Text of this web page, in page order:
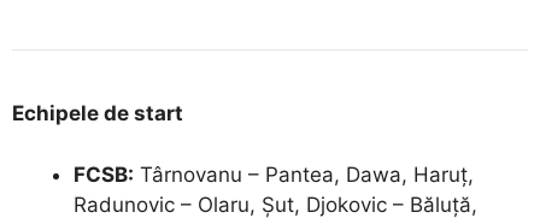
Echipele de start
FCSB: Târnovanu – Pantea, Dawa, Haruț,
Radunovic – Olaru, Șut, Djokovic – Băluță,